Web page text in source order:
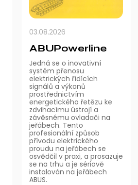
03.08.2026
ABUPowerline
Jedná se o inovativní
systém přenosu
elektrických řídících
signálů a výkonů
prostřednictvím
energetického řetězu ke
zdvihacímu ústrojí a
závěsnému ovladači na
jeřábech. Tento
profesionální způsob
přívodu elektrického
proudu na jeřábech se
osvědčil v praxi, a prosazuje
se na trhu a je sériově
instalován na jeřábech
ABUS.